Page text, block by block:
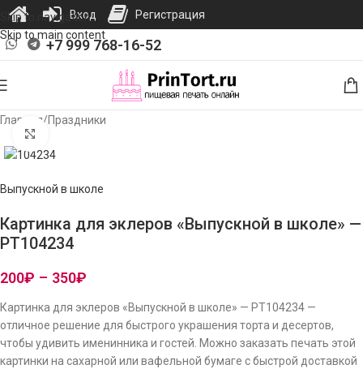
Skip to navigation
Skip to main content
+7 999 768-16-52
Главная/Праздники
Выпускной в школе
Картинка для эклеров «Выпускной в школе» —
PT104234
200₽ – 350₽
Картинка для эклеров «Выпускной в школе» — PT104234 —
отличное решение для быстрого украшения торта и десертов,
чтобы удивить именинника и гостей. Можно заказать печать этой
картинки на сахарной или вафельной бумаге с быстрой доставкой
Вход Регистрация